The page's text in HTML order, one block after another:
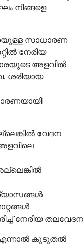
നിങ്ങളെ
സാധാരണ
നേരിയ
അളവിൽ
ശരിയായ
വേദന
നേരിയ തലവേദന
എന്നാൽ കൂടുതൽ